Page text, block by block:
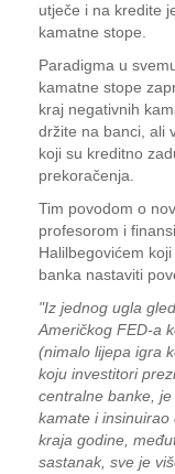
utječe i na kredite
kamatne stope.
Paradigma u
kamatne stope
kraj negativnih
držite na banci, ali
koji su kreditno
prekoračenja.
Tim povodom o
profesorom i
Halilbegovićem
banka nastaviti
"Iz jednog ugla
Američkog FED-a
(nimalo lijepa igra
koju investitori
centralne banke,
kamate i
kraja godine,
sastanak, sve je